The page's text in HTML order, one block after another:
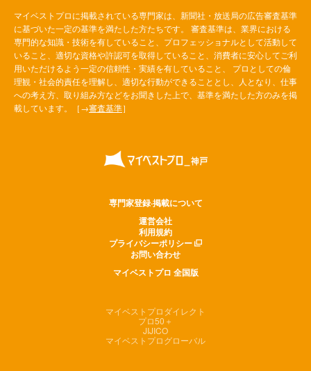
マイベストプロに掲載されている専門家は、新聞社・放送局の広告審査基準
に基づいた一定の基準を満たした方たちです。 審査基準は、業界における
専門的な知識・技術を有していること、プロフェッショナルとして活動して
いること、適切な資格や許認可を取得していること、消費者に安心してご利
用いただけるよう一定の信頼性・実績を有していること、 プロとしての倫
理観・社会的責任を理解し、適切な行動ができることとし、人となり、仕事
への考え方、取り組み方などをお聞きした上で、基準を満たした方のみを掲
載しています。［→審査基準］
専門家登録·掲載について
運営会社
利用規約
プライバシーポリシー
お問い合わせ
マイベストプロ 全国版
マイベストプロダイレクト
プロ50＋
JIJICO
マイベストプログローバル